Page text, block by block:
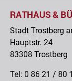
RATHAUS &
Stadt Trostberg
Hauptstr. 24
83308 Trostberg
Tel: 0 86 21 / 80